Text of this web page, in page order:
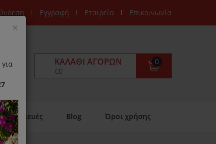
Εγγραφή Εταιρεία Επικοινωνία
ΚΑΛΆΘΙ ΑΓΟΡΏΝ
0
€0
Επισκευές Blog Όροι χρήσης
× Close